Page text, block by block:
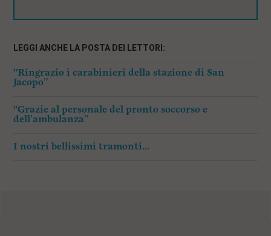
LEGGI ANCHE LA POSTA DEI LETTORI:
“Ringrazio i carabinieri della stazione di San
Jacopo”
“Grazie al personale del pronto soccorso e
dell’ambulanza”
I nostri bellissimi tramonti…